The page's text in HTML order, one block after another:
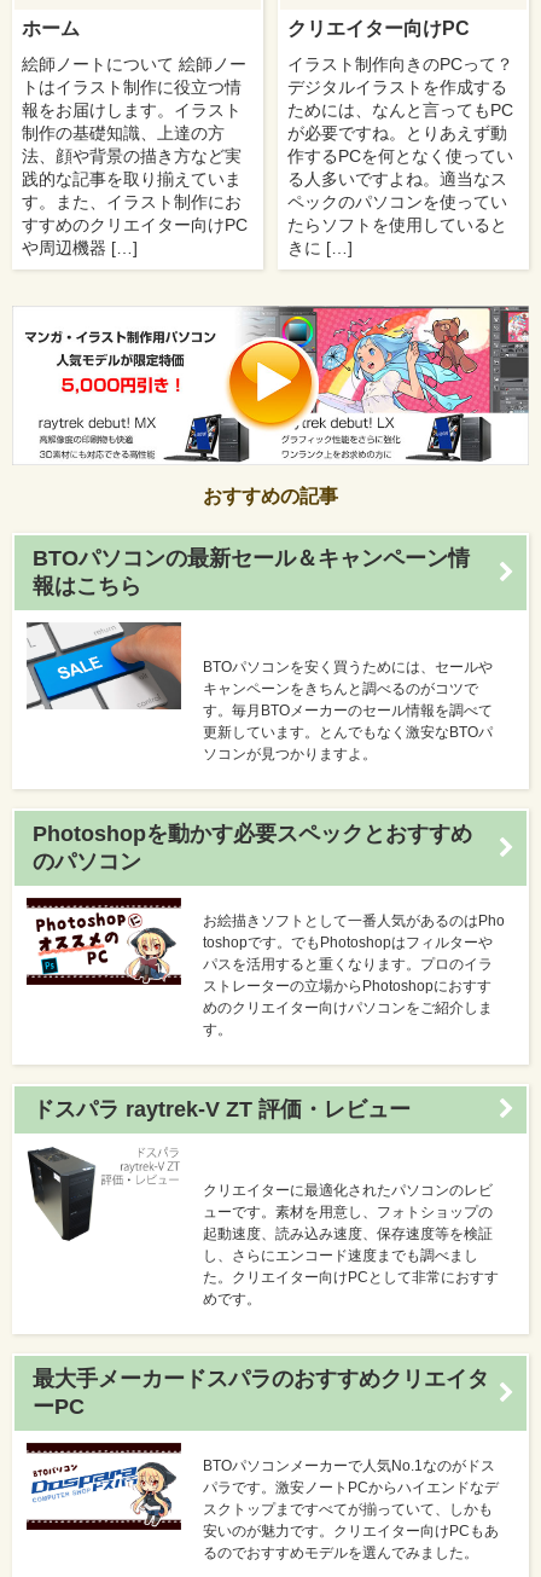
ホーム
絵師ノートについて 絵師ノー
トはイラスト制作に役立つ情
報をお届けします。イラスト
制作の基礎知識、上達の方
法、顔や背景の描き方など実
践的な記事を取り揃えていま
す。また、イラスト制作にお
すすめのクリエイター向けPC
や周辺機器 […]
クリエイター向けPC
イラスト制作向きのPCって？
デジタルイラストを作成する
ためには、なんと言ってもPC
が必要ですね。とりあえず動
作するPCを何となく使ってい
る人多いですよね。適当なス
ペックのパソコンを使ってい
たらソフトを使用していると
きに […]
おすすめの記事
BTOパソコンの最新セール＆キャンペーン情
報はこちら
BTOパソコンを安く買うためには、セールや
キャンペーンをきちんと調べるのがコツで
す。毎月BTOメーカーのセール情報を調べて
更新しています。とんでもなく激安なBTOパ
ソコンが見つかりますよ。
Photoshopを動かす必要スペックとおすすめ
のパソコン
お絵描きソフトとして一番人気があるのはPho
toshopです。でもPhotoshopはフィルターや
パスを活用すると重くなります。プロのイラ
ストレーターの立場からPhotoshopにおすす
めのクリエイター向けパソコンをご紹介しま
す。
ドスパラ raytrek-V ZT 評価・レビュー
クリエイターに最適化されたパソコンのレビ
ューです。素材を用意し、フォトショップの
起動速度、読み込み速度、保存速度等を検証
し、さらにエンコード速度までも調べまし
た。クリエイター向けPCとして非常におすす
めです。
最大手メーカードスパラのおすすめクリエイタ
ーPC
BTOパソコンメーカーで人気No.1なのがドス
パラです。激安ノートPCからハイエンドなデ
スクトップまですべてが揃っていて、しかも
安いのが魅力です。クリエイター向けPCもあ
るのでおすすめモデルを選んでみました。